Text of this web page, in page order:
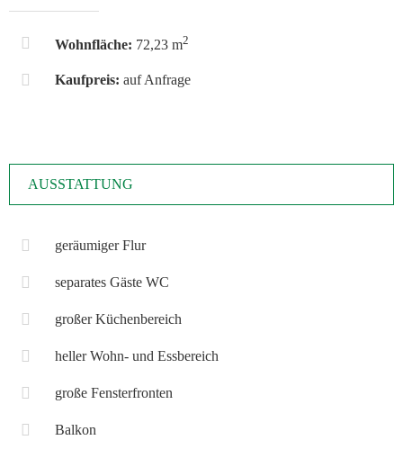
Wohnfläche: 72,23 m2
Kaufpreis: auf Anfrage
AUSSTATTUNG
geräumiger Flur
separates Gäste WC
großer Küchenbereich
heller Wohn- und Essbereich
große Fensterfronten
Balkon